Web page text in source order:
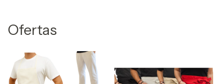
Ofertas